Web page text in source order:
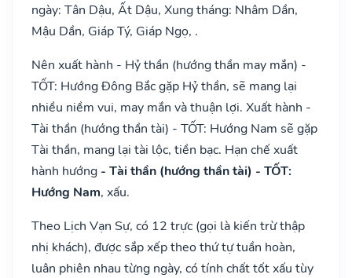
ngày: Tân Dậu, Ất Dậu, Xung tháng: Nhâm Dần,
Mậu Dần, Giáp Tý, Giáp Ngọ, .
Nên xuất hành - Hỷ thần (hướng thần may mắn) -
TỐT: Hướng Đông Bắc gặp Hỷ thần, sẽ mang lại
nhiều niềm vui, may mắn và thuận lợi. Xuất hành -
Tài thần (hướng thần tài) - TỐT: Hướng Nam sẽ gặp
Tài thần, mang lại tài lộc, tiền bạc. Hạn chế xuất
hành hướng - Tài thần (hướng thần tài) - TỐT:
Hướng Nam, xấu.
Theo Lịch Vạn Sự, có 12 trực (gọi là kiến trừ thập
nhị khách), được sắp xếp theo thứ tự tuần hoàn,
luân phiên nhau từng ngày, có tính chất tốt xấu tùy